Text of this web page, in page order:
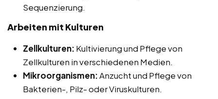
Sequenzierung.
Arbeiten mit Kulturen
Zellkulturen: Kultivierung und Pflege von
Zellkulturen in verschiedenen Medien.
Mikroorganismen:Anzucht und Pflege von
Bakterien-, Pilz- oder Viruskulturen.